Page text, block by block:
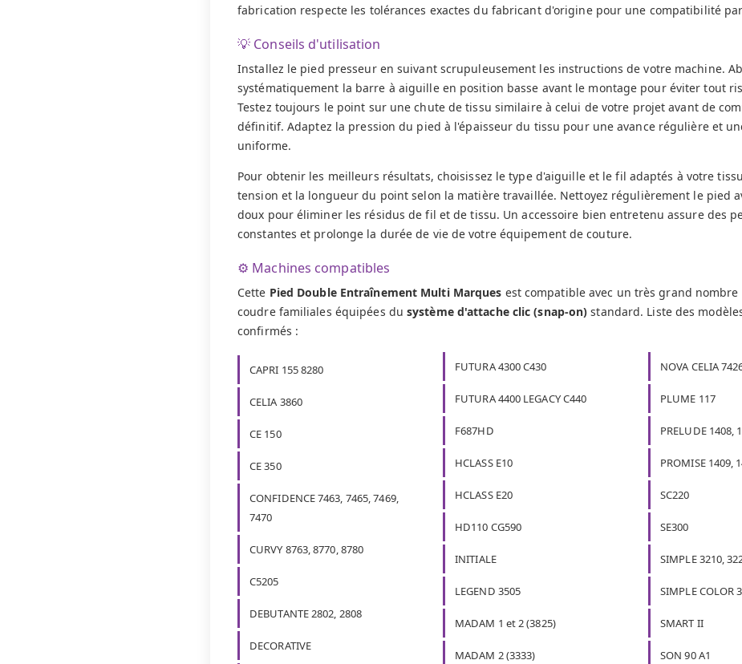
fabrication respecte les tolérances exactes du fabricant d'origine pour une compatibilité
💡 Conseils d'utilisation
Installez le pied presseur en suivant scrupuleusement les instructions de votre machine.
systématiquement la barre à aiguille en position basse avant le montage pour éviter tout
Testez toujours le point sur une chute de tissu similaire à celui de votre projet avant de
définitif. Adaptez la pression du pied à l'épaisseur du tissu pour une avance régulière et
uniforme.
Pour obtenir les meilleurs résultats, choisissez le type d'aiguille et le fil adaptés à votre
tension et la longueur du point selon la matière travaillée. Nettoyez régulièrement le pied
doux pour éliminer les résidus de fil et de tissu. Un accessoire bien entretenu assure des
constantes et prolonge la durée de vie de votre équipement de couture.
⚙️ Machines compatibles
Cette Pied Double Entraînement Multi Marques est compatible avec un très grand nombre
coudre familiales équipées dusystème d'attache clic (snap-on) standard. Liste des
confirmés :
CAPRI 155 8280
CELIA 3860
CE 150
CE 350
CONFIDENCE 7463, 7465, 7469,
7470
CURVY 8763, 8770, 8780
C5205
DEBUTANTE 2802, 2808
DECORATIVE
FUTURA 4300 C430
FUTURA 4400 LEGACY C440
F687HD
HCLASS E10
HCLASS E20
HD110 CG590
INITIALE
LEGEND 3505
MADAM 1 et 2 (3825)
MADAM 2 (3333)
NOVA CELIA
PLUME 117
PRELUDE 1408,
PROMISE 1409,
SC220
SE300
SIMPLE 3210,
SIMPLE COLOR
SMART II
SON 90 A1